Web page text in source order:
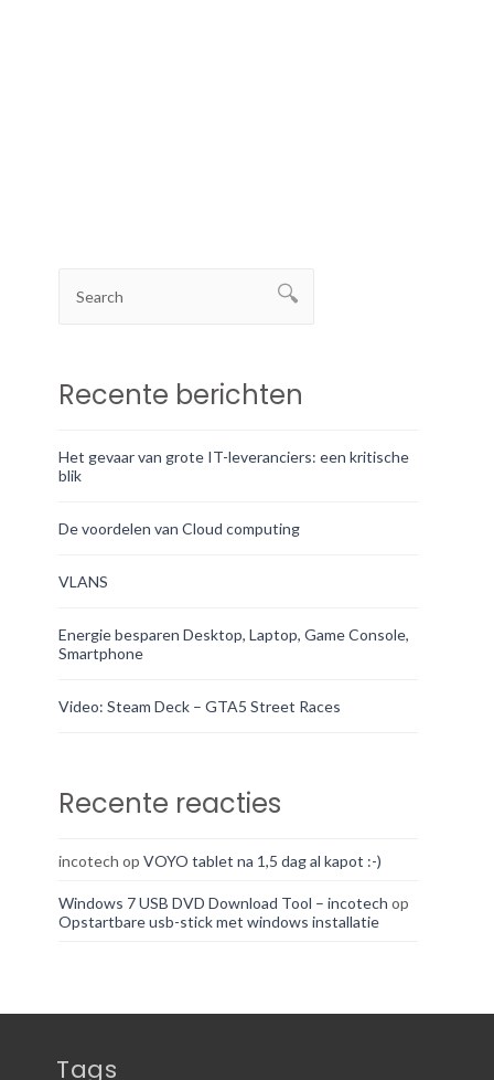
Recente berichten
Het gevaar van grote IT-leveranciers: een kritische
blik
De voordelen van Cloud computing
VLANS
Energie besparen Desktop, Laptop, Game Console,
Smartphone
Video: Steam Deck – GTA5 Street Races
Recente reacties
incotech opVOYO tablet na 1,5 dag al kapot :-)
Windows 7 USB DVD Download Tool – incotech op
Opstartbare usb-stick met windows installatie
Tags